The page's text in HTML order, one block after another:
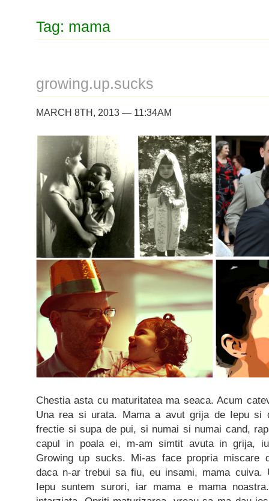
Tag: mama
growing.up.sucks
MARCH 8TH, 2013 — 11:34AM
Chestia asta cu maturitatea ma seaca. Acum
Una rea si urata. Mama a avut grija de Iepu si
frectie si supa de pui, si numai si numai cand,
capul in poala ei, m-am simtit avuta in grija,
Growing up sucks. Mi-as face propria miscare
daca n-ar trebui sa fiu, eu insami, mama
Iepu suntem surori, iar mama e mama